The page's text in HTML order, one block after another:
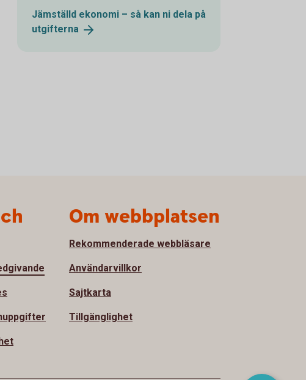
Jämställd ekonomi – så kan ni dela på
utgifterna
Om webbplatsen
Rekommenderade webbläsare
Användarvillkor
Sajtkarta
Tillgänglighet